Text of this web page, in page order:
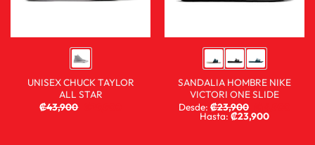
UNISEX CHUCK TAYLOR
ALL STAR
₡43,900
SANDALIA HOMBRE NIKE
VICTORI ONE SLIDE
Desde: ₡23,900
Hasta:₡23,900